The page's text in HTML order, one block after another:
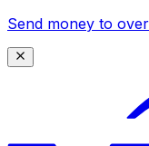
Send money to